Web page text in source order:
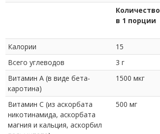
Количество
в 1 порции
Калории
15
Всего углеводов
3 г
Витамин A (в виде бета-
каротина)
1500 мкг
Витамин C (из аскорбата
никотинамида, аскорбата
магния и кальция, аскорбил
500 мг